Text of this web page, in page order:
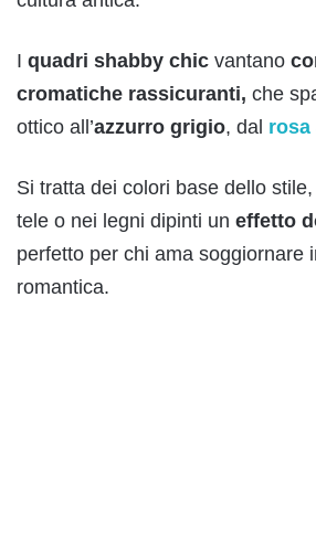
I quadri shabby chic vantano
cromatiche rassicuranti, che
ottico all’azzurro grigio, dal rosa
Si tratta dei colori base dello
tele o nei legni dipinti un effetto
perfetto per chi ama soggiornare
romantica.